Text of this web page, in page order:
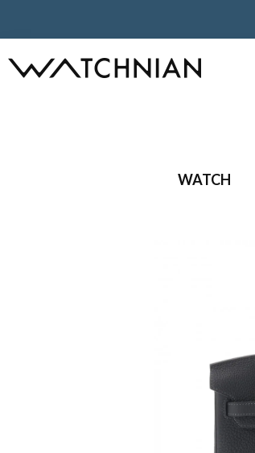
WATCH
ブランドバッグ ハンドバッグ
レディース